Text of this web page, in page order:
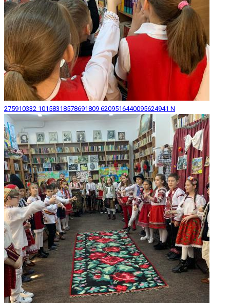
275910332 10158318578691809 6209516440095624941 N